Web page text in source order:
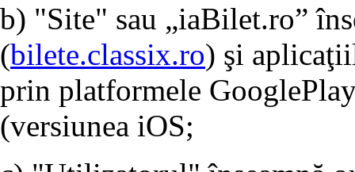
b) "Site" sau „iaBilet.ro”
(bilete.classix.ro) şi
prin platformele
(versiunea iOS;